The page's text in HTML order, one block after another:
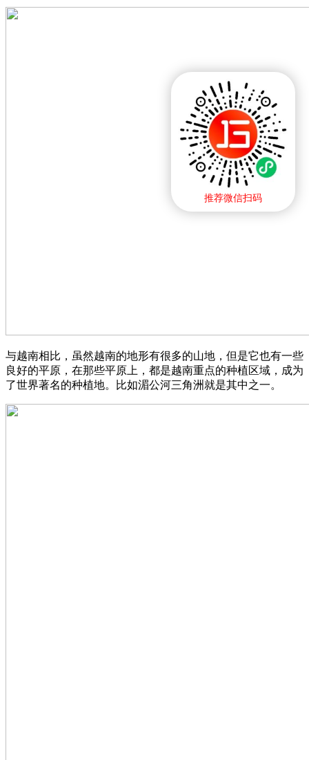
推荐微信扫码
与越南相比，虽然越南的地形有很多的山地，但是它也有一些
良好的平原，在那些平原上，都是越南重点的种植区域，成为
了世界著名的种植地。比如湄公河三角洲就是其中之一。